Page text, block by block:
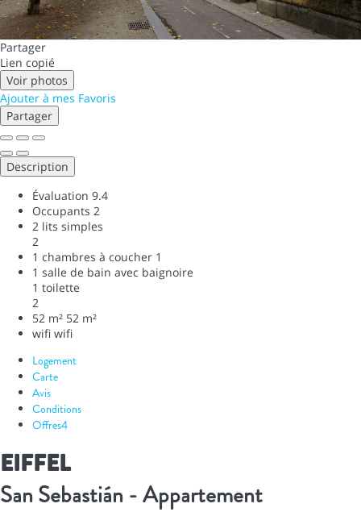
Partager
Lien copié
Voir photos
Ajouter à mes Favoris
Partager
Description
Évaluation 9.4
Occupants 2
2 lits simples
2
1 chambres à coucher 1
1 salle de bain avec baignoire
1 toilette
2
52 m² 52 m²
wifi wifi
Logement
Carte
Avis
Conditions
Offres4
EIFFEL
San Sebastián -Appartement